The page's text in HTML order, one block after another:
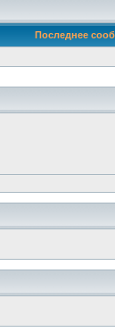
Последнее